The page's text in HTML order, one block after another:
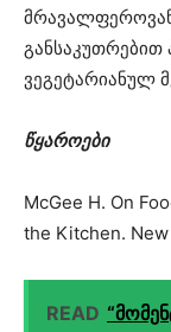
ვეგეტარიანულ
წყაროები
McGee H. On
the Kitchen.
READ